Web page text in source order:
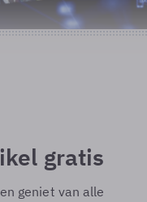
gratis
geniet van alle